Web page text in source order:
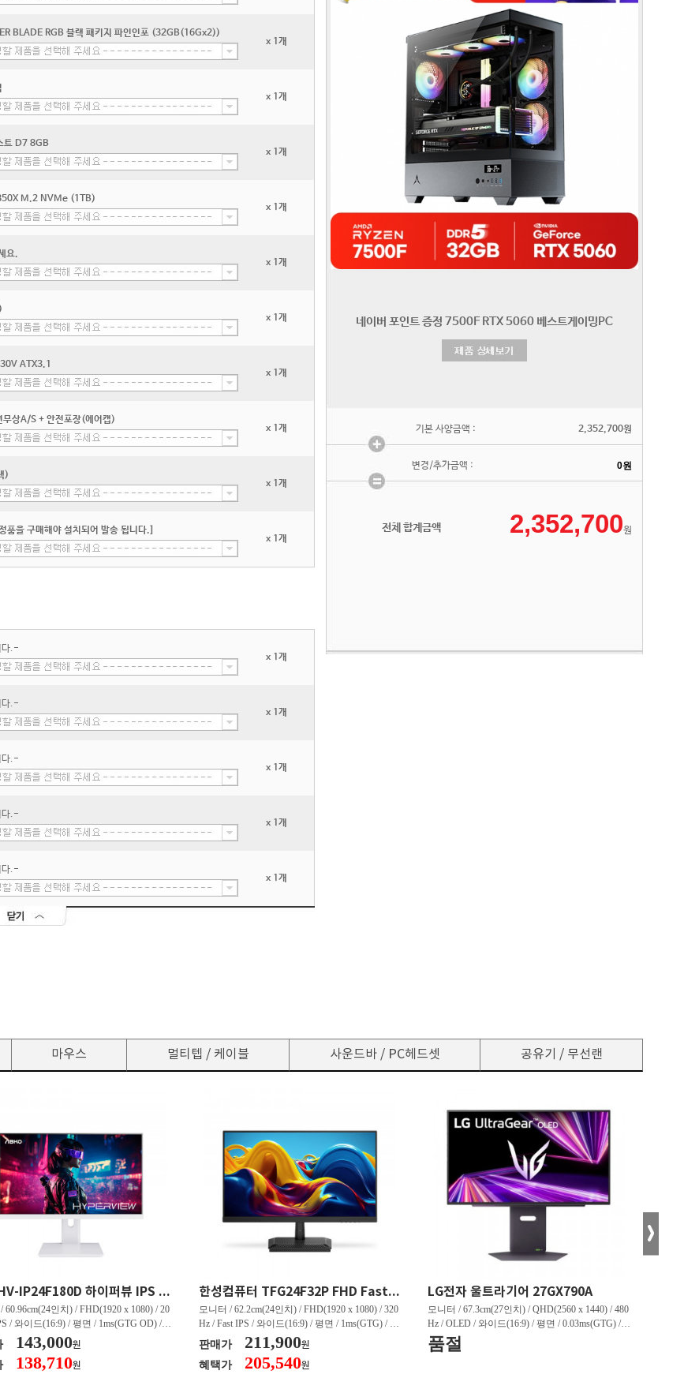
BLADE RGB 블랙 패키지 파인인포 (32GB(16Gx2))
x 1개
x 1개
트 D7 8GB
x 1개
M.2 NVMe (1TB)
x 1개
요.
x 1개
x 1개
ATX3.1
x 1개
상A/S + 안전포장(에어캡)
x 1개
)
x 1개
을 구매해야 설치되어 발송 됩니다.]
x 1개
다.-
x 1개
다.-
x 1개
다.-
x 1개
다.-
x 1개
다.-
x 1개
기본 사양금액 : 2,352,700원
변경/추가금액 :
전체 합계금액 원
마우스 멀티텝 / 케이블 사운드바 / PC헤드셋 공유기 / 무선랜
앱코 HV-IP24F180D 하이퍼뷰 IPS FHD 180 HDR 무결점
60.96cm(24인치) / FHD(1920 x 1080) / 20
/ 와이드(16:9) / 평면 / 1ms(GTG OD) / 2
/ 헤드폰 아웃 / LED 조명 / 틸트(상
/ [색상영역] / sRGB:99% / Adobe RGB:
P3:80% / NTSC:75% / [게임특화] / 조준
143,000원
138,710원
한성컴퓨터 TFG24F32P FHD Fast IPS 리얼 320 게이밍 무결점
모니터 / 62.2cm(24인치) / FHD(1920 x 1080) / 320
Hz / Fast IPS / 와이드(16:9) / 평면 / 1ms(GTG) / 45
0nit / 1,000:1 / 헤드폰 아웃 / 틸트(상하) / 3.1kg /
[색상영역] / sRGB:99% / DCI-P3:91% / [게임특화]
/ G-Sync 호환 / FreeSync / [단자정보] / HDMI 2.0 /
판매가 211,900원
혜택가 205,540원
LG전자 울트라기어 27GX790A
모니터 / 67.3cm(27인치) / QHD(2560 x 1440) / 480
Hz / OLED / 와이드(16:9) / 평면 / 0.03ms(GTG) / 1,
300nit / 1,500,000:1 / VESA TRUE BLACK 400 / 헤
드폰 아웃 / 피벗(회전) / 엘리베이션(높낮이) / 틸
품절